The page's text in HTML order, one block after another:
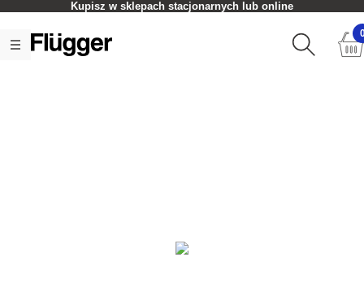
Kupisz w sklepach stacjonarnych lub online